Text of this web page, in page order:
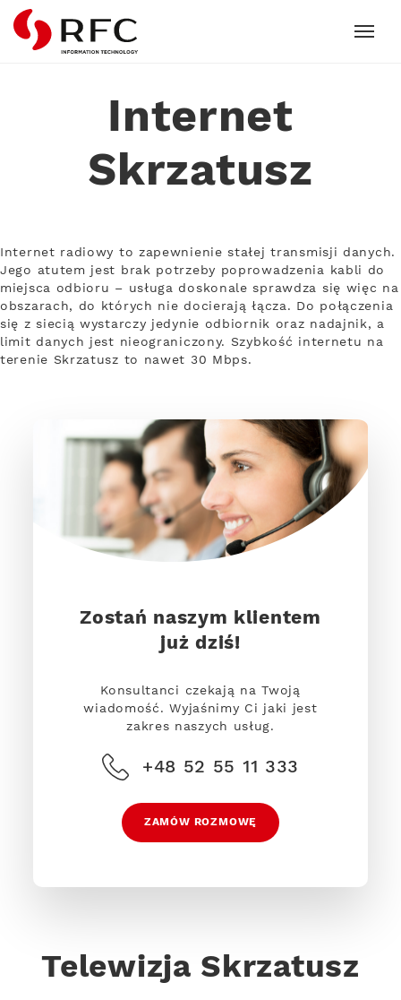
RFC
Internet
Skrzatusz
Internet radiowy to zapewnienie stałej transmisji danych.
Jego atutem jest brak potrzeby poprowadzenia kabli do
miejsca odbioru – usługa doskonale sprawdza się więc na
obszarach, do których nie docierają łącza. Do połączenia
się z siecią wystarczy jedynie odbiornik oraz nadajnik, a
limit danych jest nieograniczony. Szybkość internetu na
terenie Skrzatusz to nawet 30 Mbps.
Zostań naszym klientem
już dziś!
Konsultanci czekają na Twoją
wiadomość. Wyjaśnimy Ci jaki jest
zakres naszych usług.
+48 52 55 11 333
ZAMÓW ROZMOWĘ
Telewizja Skrzatusz